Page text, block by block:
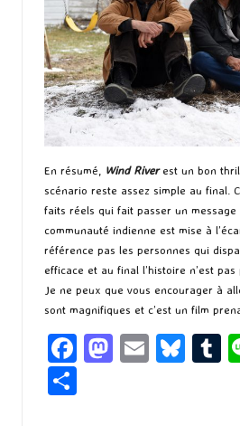
En résumé, Wind Riverest un bon
scénario reste assez simple au final.
faits réels qui fait passer un
communauté indienne est mise à
référence pas les personnes qui
efficace et au final l’histoire n’est
Je ne peux que vous encourager à
sont magnifiques et c’est un film
Fa M E
Bl T